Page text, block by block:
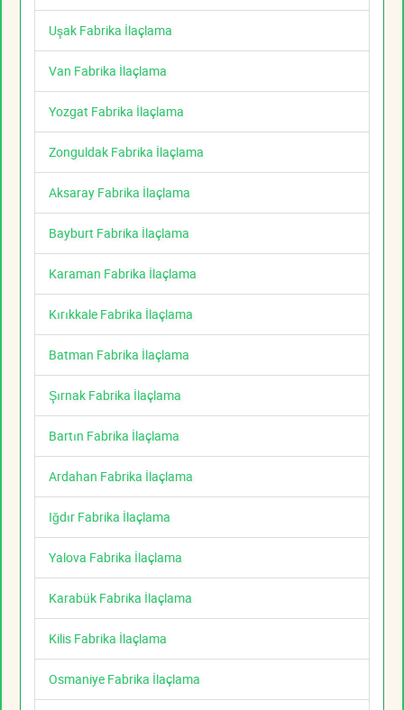
Uşak Fabrika İlaçlama
Van Fabrika İlaçlama
Yozgat Fabrika İlaçlama
Zonguldak Fabrika İlaçlama
Aksaray Fabrika İlaçlama
Bayburt Fabrika İlaçlama
Karaman Fabrika İlaçlama
Kırıkkale Fabrika İlaçlama
Batman Fabrika İlaçlama
Şırnak Fabrika İlaçlama
Bartın Fabrika İlaçlama
Ardahan Fabrika İlaçlama
Iğdır Fabrika İlaçlama
Yalova Fabrika İlaçlama
Karabük Fabrika İlaçlama
Kilis Fabrika İlaçlama
Osmaniye Fabrika İlaçlama